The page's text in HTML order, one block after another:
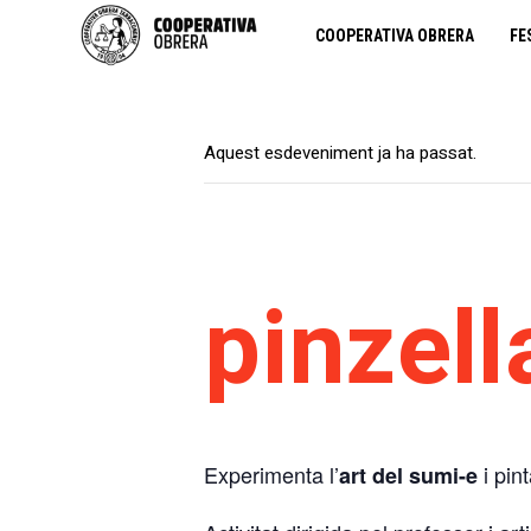
COOPERATIVA OBRERA
Aquest esdeveniment ja ha passat.
Experimenta l’art del sumi-e i